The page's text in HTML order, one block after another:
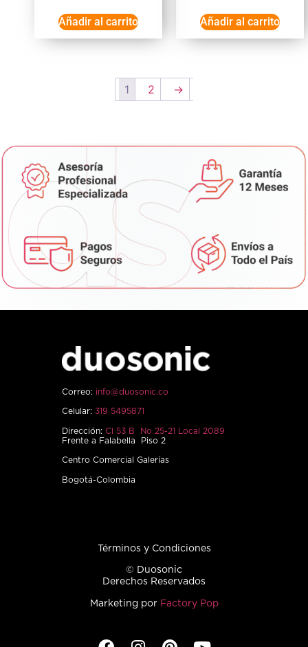
Añadir al carrito Añadir al carrito
1 2 →
Correo: info@duosonic.co
Celular: 319 5495871
Dirección: Cl 53 B No 25-21 Local 2089
Frente a Falabella Piso 2
Centro Comercial Galerías
Bogotá-Colombia
Términos y Condiciones
© Duosonic
Derechos Reservados
Marketing por Factory Pop